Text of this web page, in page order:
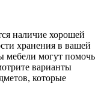
наличие хорошей
хранения в вашей
мебели могут помочь
варианты
которые